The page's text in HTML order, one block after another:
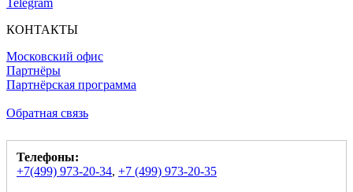
Telegram
КОНТАКТЫ
Московский офис
Партнёры
Партнёрская программа
Обратная связь
Телефоны:
+7(499) 973-20-34, +7 (499) 973-20-35